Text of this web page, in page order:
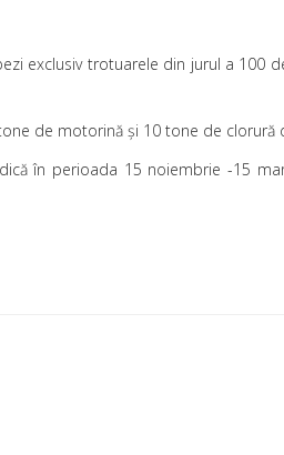
exclusiv trotuarele din jurul a 100
de motorină şi 10 tone de clorură
în perioada 15 noiembrie -15